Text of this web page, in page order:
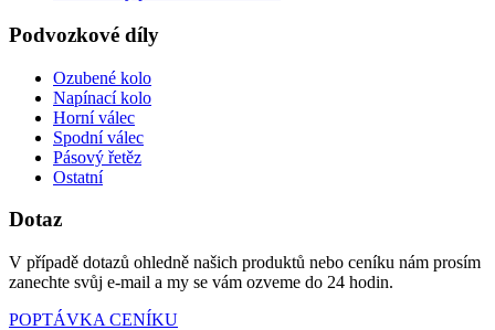
Podvozkové díly
Ozubené kolo
Napínací kolo
Horní válec
Spodní válec
Pásový řetěz
Ostatní
Dotaz
V případě dotazů ohledně našich produktů nebo ceníku nám prosím
zanechte svůj e-mail a my se vám ozveme do 24 hodin.
POPTÁVKA CENÍKU